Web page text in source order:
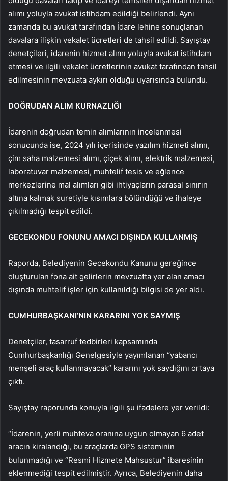
alımı yoluyla avukat istihdam edildiği belirlendi. Aynı
zamanda bu avukat tarafından İdare lehine sonuçlanan
davalara ilişkin vekalet ücretleri de tahsil edildi. Sayıştay
denetçileri, idarenin hizmet alımı yoluyla avukat istihdam
etmesi ve ilgili vekalet ücretlerinin avukat tarafından tahsil
edilmesinin mevzuata aykırı olduğu uyarısında bulundu.
DOĞRUDAN ALIM KURNAZLIĞI
İdarenin doğrudan temin alımlarının incelenmesi
sonucunda ise, 2024 yılı içerisinde yazılım hizmeti alımı,
çim saha malzemesi alımı, çiçek alımı, elektrik malzemesi,
laboratuvar malzemesi, muhtelif tesis ve eğlence
merkezlerine mal alımları gibi ihtiyaçların parasal sınırın
altına kalmak suretiyle kısımlara bölündüğü ve ihaleye
çıkılmadığı tespit edildi.
GECEKONDU FONUNU AMACI DIŞINDA KULLANMIŞ
Raporda, Belediyenin Gecekondu Kanunu gereğince
oluşturulan fona ait gelirlerin mevzuatta yer alan amacı
dışında muhtelif işler için kullanıldığı bilgisi de yer aldı.
CUMHURBAŞKANI’NIN KARARINI YOK SAYMIŞ
Denetçiler, tasarruf tedbirleri kapsamında
Cumhurbaşkanlığı Genelgesiyle yayımlanan “yabancı
menşeli araç kullanmayacak” kararını yok saydığını ortaya
çıktı.
Sayıştay raporunda konuyla ilgili şu ifadelere yer verildi:
“İdarenin, yerli muhteva oranına uygun olmayan 6 adet
aracın kiralandığı, bu araçlarda GPS sisteminin
bulunmadığı ve “Resmi Hizmete Mahsustur” ibaresinin
eklenmediği tespit edilmiştir. Ayrıca, Belediyenin daha